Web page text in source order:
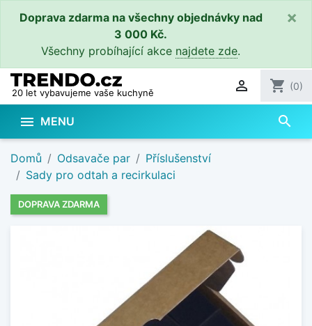
Doprava zdarma na všechny objednávky nad
3 000 Kč.
Všechny probíhající akce najdete zde.
×
20 let vybavujeme vaše kuchyně  shopping_cart (0)
 MENU search
Domů Odsavače par
Příslušenství
Sady pro odtah a recirkulaci
DOPRAVA ZDARMA